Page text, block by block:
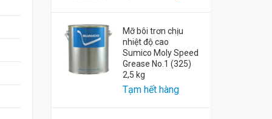
Mỡ bôi trơn chịu
nhiệt độ cao
Sumico Moly Speed
Grease No.1 (325)
2,5 kg
Tạm hết hàng